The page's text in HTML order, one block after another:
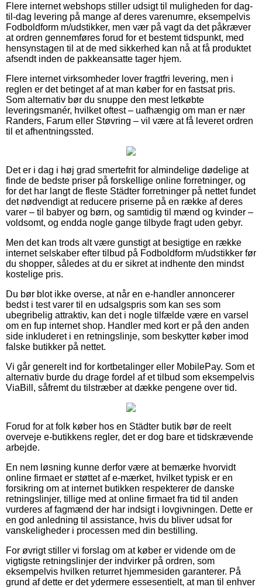
Flere internet webshops stiller udsigt til muligheden for dag-
til-dag levering på mange af deres varenumre, eksempelvis
Fodboldform m/udstikker, men vær på vagt da det påkræver
at ordren gennemføres forud for et bestemt tidspunkt, med
hensynstagen til at de med sikkerhed kan nå at få produktet
afsendt inden de pakkeansatte tager hjem.
Flere internet virksomheder lover fragtfri levering, men i
reglen er det betinget af at man køber for en fastsat pris.
Som alternativ bør du snuppe den mest letkøbte
leveringsmanér, hvilket oftest – uafhængig om man er nær
Randers, Farum eller Støvring – vil være at få leveret ordren
til et afhentningssted.
Det er i dag i høj grad smertefrit for almindelige dødelige at
finde de bedste priser på forskellige online forretninger, og
for det har langt de fleste Städter forretninger på nettet fundet
det nødvendigt at reducere priserne på en række af deres
varer – til babyer og børn, og samtidig til mænd og kvinder –
voldsomt, og endda nogle gange tilbyde fragt uden gebyr.
Men det kan trods alt være gunstigt at besigtige en række
internet selskaber efter tilbud på Fodboldform m/udstikker før
du shopper, således at du er sikret at indhente den mindst
kostelige pris.
Du bør blot ikke overse, at når en e-handler annoncerer
bedst i test varer til en udsalgspris som kan ses som
ubegribelig attraktiv, kan det i nogle tilfælde være en varsel
om en fup internet shop. Handler med kort er på den anden
side inkluderet i en retningslinje, som beskytter køber imod
falske butikker på nettet.
Vi går generelt ind for kortbetalinger eller MobilePay. Som et
alternativ burde du drage fordel af et tilbud som eksempelvis
ViaBill, såfremt du tilstræber at dække pengene over tid.
Forud for at folk køber hos en Städter butik bør de reelt
overveje e-butikkens regler, det er dog bare et tidskrævende
arbejde.
En nem løsning kunne derfor være at bemærke hvorvidt
online firmaet er støttet af e-mærket, hvilket typisk er en
forsikring om at internet butikken respekterer de danske
retningslinjer, tillige med at online firmaet fra tid til anden
vurderes af fagmænd der har indsigt i lovgivningen. Dette er
en god anledning til assistance, hvis du bliver udsat for
vanskeligheder i processen med din bestilling.
For øvrigt stiller vi forslag om at køber er vidende om de
vigtigste retningslinjer der indvirker på ordren, som
eksempelvis hvilken returret hjemmesiden garanterer. På
grund af dette er det ydermere essesentielt, at man til enhver